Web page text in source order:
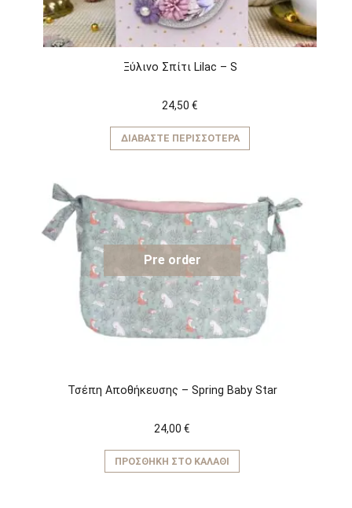
Ξύλινο Σπίτι Lilac – S
24,50 €
ΔΙΑΒΆΣΤΕ ΠΕΡΙΣΣΌΤΕΡΑ
Pre order
Τσέπη Αποθήκευσης – Spring Baby Star
24,00 €
ΠΡΟΣΘΉΚΗ ΣΤΟ ΚΑΛΆΘΙ